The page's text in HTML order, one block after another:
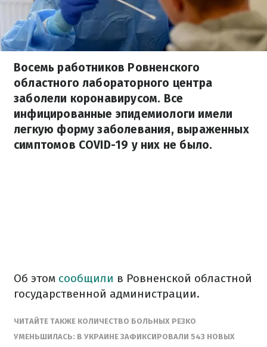
Восемь работников Ровненского
областного лабораторного центра
заболели коронавирусом. Все
инфицированные эпидемиологи имели
легкую форму заболевания, выраженных
симптомов COVID-19 у них не было.
Об этом сообщили в Ровненской областной
государственной администрации.
ЧИТАЙТЕ ТАКЖЕ КОЛИЧЕСТВО БОЛЬНЫХ РЕЗКО
УМЕНЬШИЛАСЬ: В УКРАИНЕ ЗАФИКСИРОВАЛИ 543 НОВЫХ